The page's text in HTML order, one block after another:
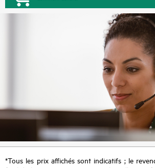
*Tous les prix affichés sont indicatifs ; le